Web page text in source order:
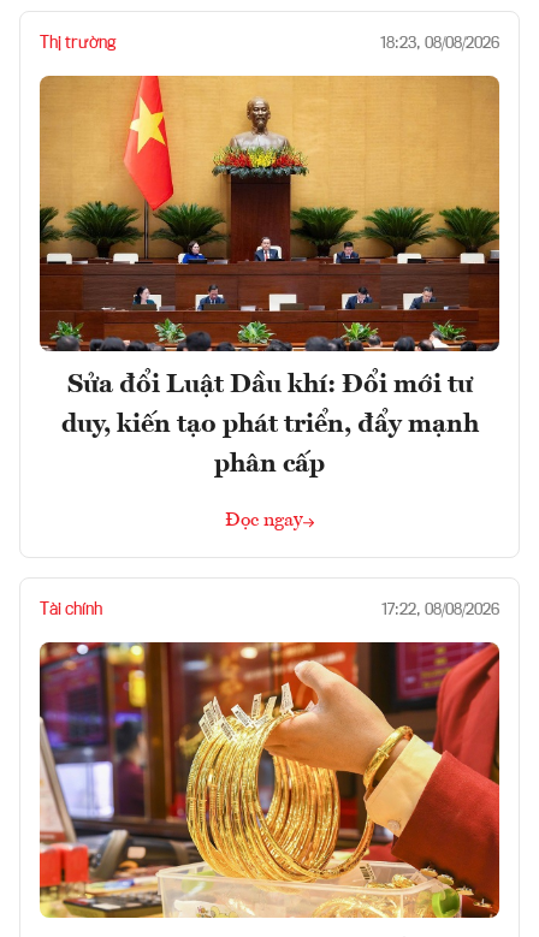
Thị trường 18:23, 08/08/2026
Sửa đổi Luật Dầu khí: Đổi mới tư
duy, kiến tạo phát triển, đẩy mạnh
phân cấp
Đọc ngay
Tài chính 17:22, 08/08/2026